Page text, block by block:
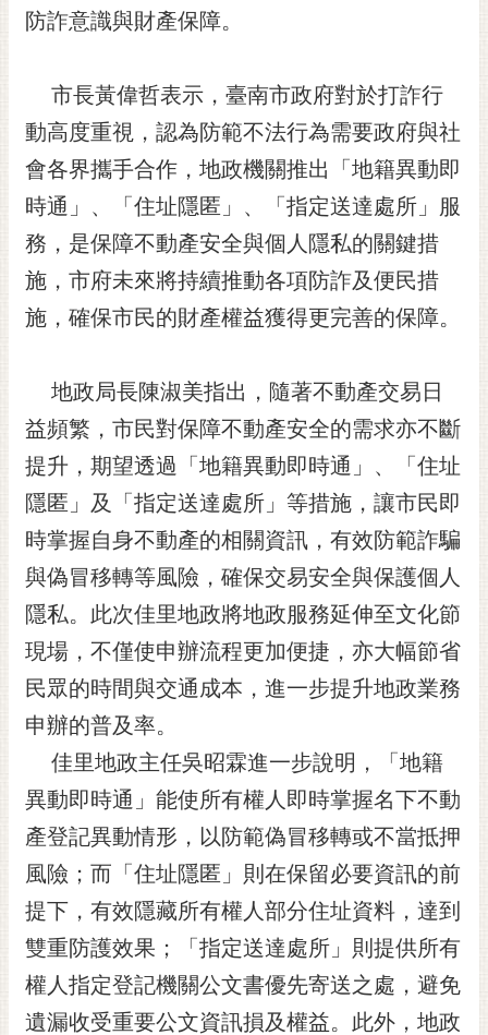
導
覽
RSS
訂
閱
子
報
市
English
日
本
語
隱
私
權
及
安
全
政
網
站
資
料
開
放
宣
告
市
防詐意識與財產保障。
市長黃偉哲表示，臺南市政府對於打詐行
動高度重視，認為防範不法行為需要政府與社
會各界攜手合作，地政機關推出「地籍異動即
時通」、「住址隱匿」、「指定送達處所」服
務，是保障不動產安全與個人隱私的關鍵措
施，市府未來將持續推動各項防詐及便民措
施，確保市民的財產權益獲得更完善的保障。
地政局長陳淑美指出，隨著不動產交易日
益頻繁，市民對保障不動產安全的需求亦不斷
提升，期望透過「地籍異動即時通」、「住址
隱匿」及「指定送達處所」等措施，讓市民即
時掌握自身不動產的相關資訊，有效防範詐騙
與偽冒移轉等風險，確保交易安全與保護個人
隱私。此次佳里地政將地政服務延伸至文化節
現場，不僅使申辦流程更加便捷，亦大幅節省
民眾的時間與交通成本，進一步提升地政業務
申辦的普及率。
佳里地政主任吳昭霖進一步說明，「地籍
異動即時通」能使所有權人即時掌握名下不動
產登記異動情形，以防範偽冒移轉或不當抵押
風險；而「住址隱匿」則在保留必要資訊的前
提下，有效隱藏所有權人部分住址資料，達到
雙重防護效果；「指定送達處所」則提供所有
權人指定登記機關公文書優先寄送之處，避免
遺漏收受重要公文資訊損及權益。此外，地政